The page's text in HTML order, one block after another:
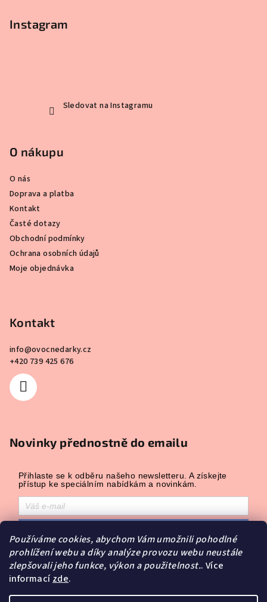
Používáme cookies, abychom Vám umožnili pohodlné
prohlížení webu a díky analýze provozu webu neustále
zlepšovali jeho funkce, výkon a použitelnost.. Více
informacízde.
Instagram
Sledovat na Instagramu
O nákupu
O nás
Doprava a platba
Kontakt
Časté dotazy
Obchodní podmínky
Ochrana osobních údajů
Moje objednávka
Kontakt
info@ovocnedarky.cz
+420 739 425 676
Novinky přednostně do emailu
Přihlaste se k odběru našeho newsletteru. A získejte
přístup ke speciálním nabídkám a novinkám.
Přihlášením souhlasíte se zasíláním obchodních sdělení a se
zpracováním osobních údajů.
Powered by Leadhub.